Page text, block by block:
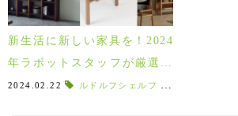
新生活に新しい家具を！2024
年ラボットスタッフが厳選し
た新作家具が入荷しました♪
2024.02.22 ルドルフシェルフ